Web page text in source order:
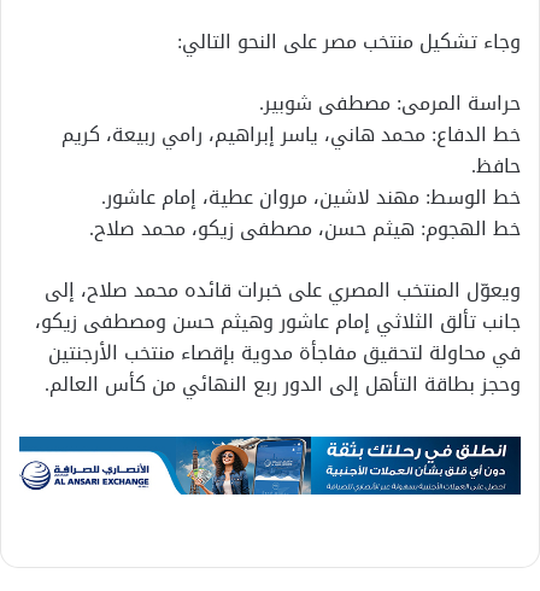
وجاء تشكيل منتخب مصر على النحو التالي:
حراسة المرمى: مصطفى شوبير.
خط الدفاع: محمد هاني، ياسر إبراهيم، رامي ربيعة، كريم
حافظ.
خط الوسط: مهند لاشين، مروان عطية، إمام عاشور.
خط الهجوم: هيثم حسن، مصطفى زيكو، محمد صلاح.
ويعوّل المنتخب المصري على خبرات قائده محمد صلاح، إلى
جانب تألق الثلاثي إمام عاشور وهيثم حسن ومصطفى زيكو،
في محاولة لتحقيق مفاجأة مدوية بإقصاء منتخب الأرجنتين
وحجز بطاقة التأهل إلى الدور ربع النهائي من كأس العالم.